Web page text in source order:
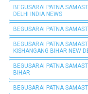
BEGUSARAI PATNA
DELHI INDIA NEWS
BEGUSARAI PATNA
BEGUSARAI PATNA
KISHANGANG BIHAR NEW
BEGUSARAI PATNA
BIHAR
BEGUSARAI PATNA